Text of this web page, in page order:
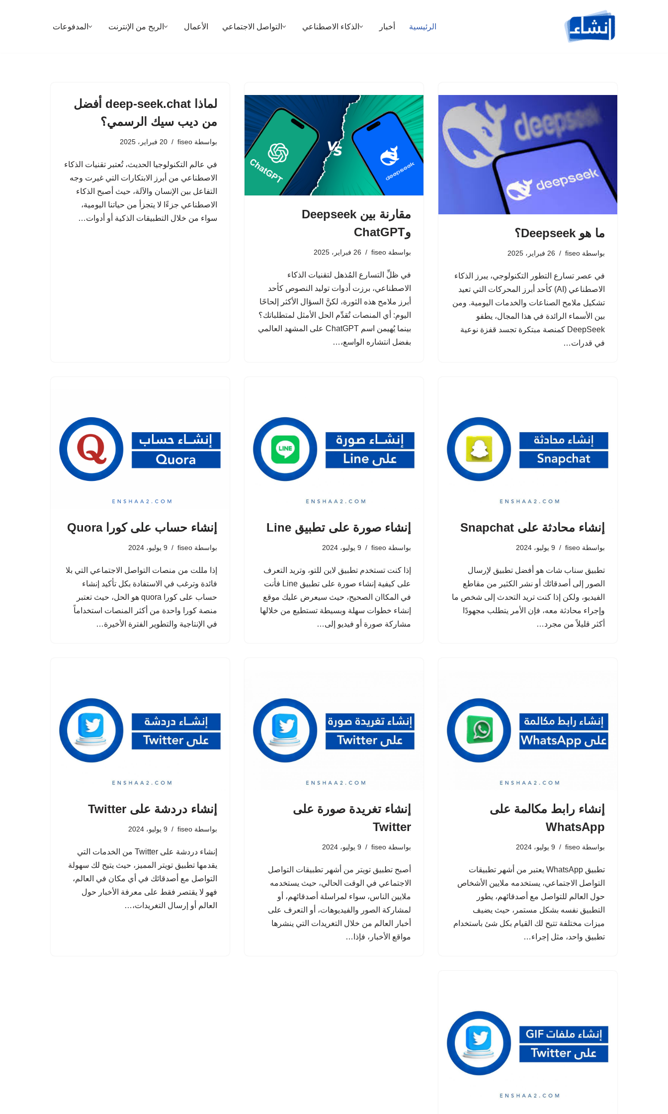
الرئيسية أخبار الذكاء الاصطناعي التواصل الاجتماعي الأعمال الربح من الإنترنت المدفوعات
ما هو Deepseek؟
بواسطة fiseo 26 فبراير، 2025
في عصر تسارع التطور التكنولوجي، يبرز الذكاء
الاصطناعي (AI) كأحد أبرز المحركات التي تعيد
تشكيل ملامح الصناعات والخدمات اليومية. ومن
بين الأسماء الرائدة في هذا المجال، يطفو
DeepSeek كمنصة مبتكرة تجسد قفزة نوعية
في قدرات…
مقارنة بين Deepseek
وChatGPT
بواسطة fiseo 26 فبراير، 2025
في ظلِّ التسارع المُذهل لتقنيات الذكاء
الاصطناعي، برزت أدوات توليد النصوص كأحد
أبرز ملامح هذه الثورة، لكنَّ السؤال الأكثر إلحاحًا
اليوم: أي المنصات تُقدِّم الحل الأمثل لمتطلباتك؟
بينما يُهيمن اسم ChatGPT على المشهد العالمي
بفضل انتشاره الواسع،…
لماذا deep-seek.chat أفضل
من ديب سيك الرسمي؟
بواسطة fiseo 20 فبراير، 2025
في عالم التكنولوجيا الحديث، تُعتبر تقنيات الذكاء
الاصطناعي من أبرز الابتكارات التي غيرت وجه
التفاعل بين الإنسان والآلة، حيث أصبح الذكاء
الاصطناعي جزءًا لا يتجزأ من حياتنا اليومية،
سواء من خلال التطبيقات الذكية أو أدوات…
إنشاء محادثة على Snapchat
بواسطة fiseo 9 يوليو، 2024
تطبيق سناب شات هو أفضل تطبيق لإرسال
الصور إلى أصدقائك أو نشر الكثير من مقاطع
الفيديو، ولكن إذا كنت تريد التحدث إلى شخص ما
وإجراء محادثة معه، فإن الأمر يتطلب مجهودًا
أكثر قليلاً من مجرد…
إنشاء صورة على تطبيق Line
بواسطة fiseo 9 يوليو، 2024
إذا كنت تستخدم تطبيق لاين للتو، وتريد التعرف
على كيفية إنشاء صورة على تطبيق Line فأنت
في المكاان الصحيح، حيث سيعرض عليك موقع
إنشاء خطوات سهلة وبسيطة تستطيع من خلالها
مشاركة صورة أو فيديو إلى…
إنشاء حساب على كورا Quora
بواسطة fiseo 9 يوليو، 2024
إذا مللت من منصات التواصل الاجتماعي التي بلا
فائدة وترغب في الاستفادة بكل تأكيد إنشاء
حساب على كورا quora هو الحل، حيث تعتبر
منصة كورا واحدة من أكثر المنصات استخداماً
في الإنتاجية والتطوير الفترة الأخيرة…
إنشاء رابط مكالمة على
WhatsApp
بواسطة fiseo 9 يوليو، 2024
تطبيق WhatsApp يعتبر من أشهر تطبيقات
التواصل الاجتماعي، يستخدمه ملايين الأشخاص
حول العالم للتواصل مع أصدقائهم، يطور
التطبيق نفسه بشكل مستمر، حيث يضيف
ميزات مختلفة تتيح لك القيام بكل شئ باستخدام
تطبيق واحد، مثل إجراء…
إنشاء تغريدة صورة على
Twitter
بواسطة fiseo 9 يوليو، 2024
أصبح تطبيق تويتر من أشهر تطبيقات التواصل
الاجتماعي في الوقت الحالي، حيث يستخدمه
ملايين الناس، سواء لمراسلة أصدقائهم، أو
لمشاركة الصور والفيديوهات، أو التعرف على
أخبار العالم من خلال التغريدات التي ينشرها
مواقع الأخبار، فإذا…
إنشاء دردشة على Twitter
بواسطة fiseo 9 يوليو، 2024
إنشاء دردشة على Twitter من الخدمات التي
يقدمها تطبيق تويتر المميز، حيث يتيح لك سهولة
التواصل مع أصدقائك في أي مكان في العالم،
فهو لا يقتصر فقط على معرفة الأخبار حول
العالم أو إرسال التغريدات،…